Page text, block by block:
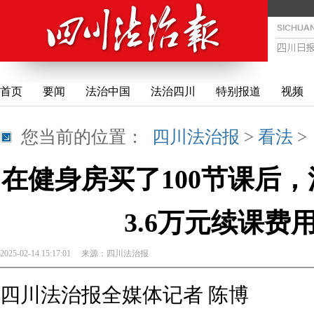
首页 要闻 法治中国 法治四川 特别报道 视频
您当前的位置： 四川法治报 > 看法
在健身房买了100节课后
3.6万元续课费
2025-02-14 15:17:01 来源： 四川法治报
四川法治报全媒体记者 陈博